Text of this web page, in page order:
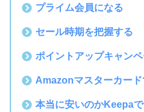
プライム会員になる
セール時期を把握する
ポイントアップキャン
Amazonマスターカード
本当に安いのかKeepa